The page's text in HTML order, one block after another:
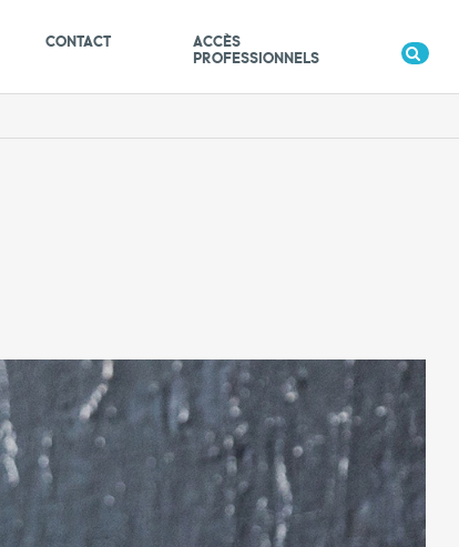
CONTACT
ACCÈS
PROFESSIONNELS